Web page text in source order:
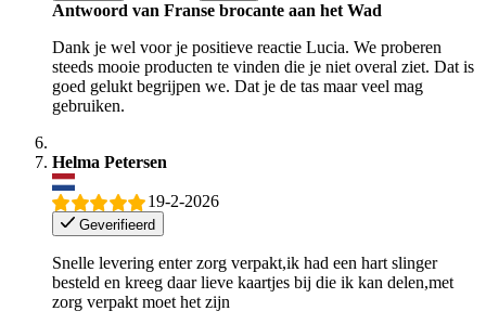
Antwoord van Franse brocante aan het Wad
Dank je wel voor je positieve reactie Lucia. We proberen
steeds mooie producten te vinden die je niet overal ziet. Dat is
goed gelukt begrijpen we. Dat je de tas maar veel mag
gebruiken.
Helma Petersen
19-2-2026
Geverifieerd
Snelle levering enter zorg verpakt,ik had een hart slinger
besteld en kreeg daar lieve kaartjes bij die ik kan delen,met
zorg verpakt moet het zijn